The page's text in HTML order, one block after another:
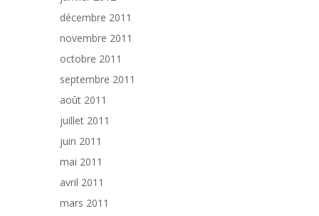
décembre 2011
novembre 2011
octobre 2011
septembre 2011
août 2011
juillet 2011
juin 2011
mai 2011
avril 2011
mars 2011